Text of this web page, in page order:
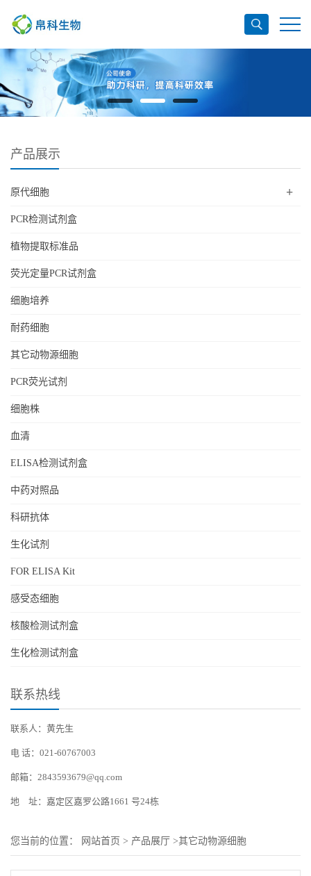
产品展示
原代细胞 +
PCR检测试剂盒
植物提取标准品
荧光定量PCR试剂盒
细胞培养
耐药细胞
其它动物源细胞
PCR荧光试剂
细胞株
血清
ELISA检测试剂盒
中药对照品
科研抗体
生化试剂
FOR ELISA Kit
感受态细胞
核酸检测试剂盒
生化检测试剂盒
联系热线
联系人：黄先生
电 话：021-60767003
邮箱：2843593679@qq.com
地 址：嘉定区嘉罗公路1661 号24栋
您当前的位置： 网站首页 > 产品展厅 >其它动物源细胞